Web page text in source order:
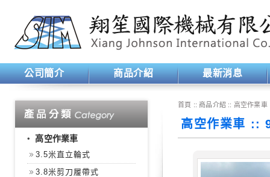
公司簡介 商品介紹 最新消息
‧高空作業車
3.5米直立輪式
3.8米剪刀履帶式
首頁 :: 商品介紹 :: 高空作業車
高空作業車 ::